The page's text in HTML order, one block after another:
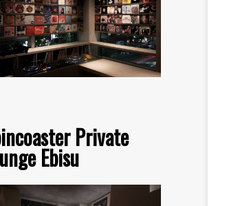
Private
Ebisu